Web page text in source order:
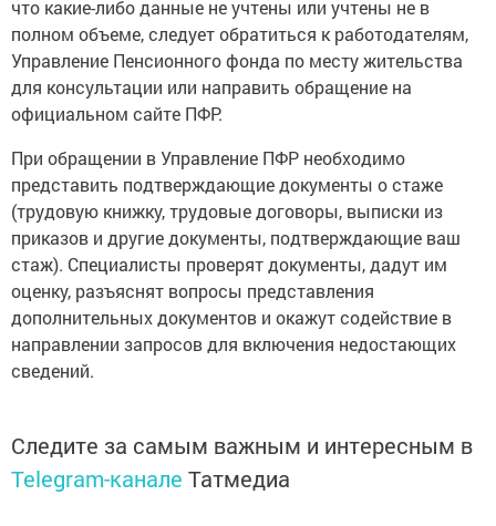
что какие-либо данные не учтены или учтены не в
полном объеме, следует обратиться к работодателям,
Управление Пенсионного фонда по месту жительства
для консультации или направить обращение на
официальном сайте ПФР.
При обращении в Управление ПФР необходимо
представить подтверждающие документы о стаже
(трудовую книжку, трудовые договоры, выписки из
приказов и другие документы, подтверждающие ваш
стаж). Специалисты проверят документы, дадут им
оценку, разъяснят вопросы представления
дополнительных документов и окажут содействие в
направлении запросов для включения недостающих
сведений.
Следите за самым важным и интересным в
Telegram-канале Татмедиа